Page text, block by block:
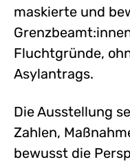
maskierte und
Fluchtgründe,
Asylantrags.
Die Ausstellung
Zahlen,
bewusst die